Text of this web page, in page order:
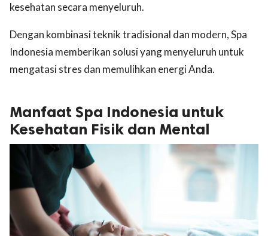
kesehatan secara menyeluruh.
Dengan kombinasi teknik tradisional dan modern, Spa
Indonesia memberikan solusi yang menyeluruh untuk
mengatasi stres dan memulihkan energi Anda.
Manfaat Spa Indonesia untuk
Kesehatan Fisik dan Mental